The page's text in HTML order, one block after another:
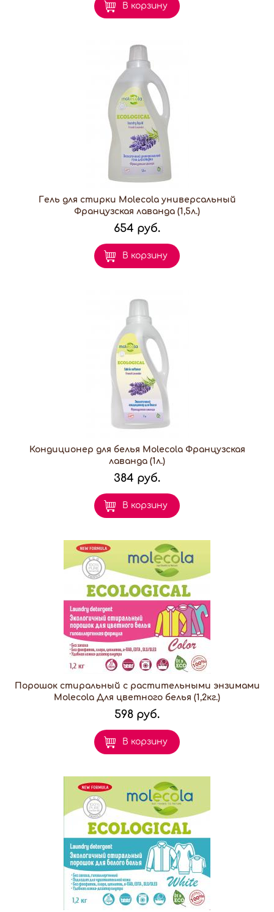
В корзину
Гель для стирки Molecola универсальный
Французская лаванда (1,5л.)
654 руб.
В корзину
Кондиционер для белья Molecola Французская
лаванда (1л.)
384 руб.
В корзину
Порошок стиральный с растительными энзимами
Molecola Для цветного белья (1,2кг.)
598 руб.
В корзину